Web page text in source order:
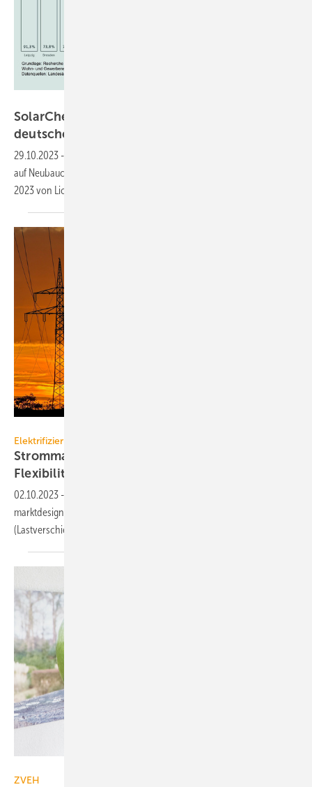
SolarCheck 2023: PV-Zubau-Ranking für
deutsche
29.10.2023 -
auf Neubauchdächern nutzen, zeigt zum vierten Mal der SolarCheck
2023 von
LichtBlick.
Elektrifizierung
Strommarktdesign: Preis­sicher­heit und
Flexibilität
02.10.2023 -
markt­design modelliert, wie sich Preissicherheit und Flexibilität
(Lastverschiebung) verbinden
ZVEH